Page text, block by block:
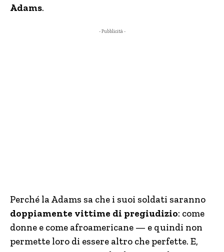
Adams.
- Pubblicità -
Perché la Adams sa che i suoi soldati saranno
doppiamente vittime di pregiudizio: come
donne e come afroamericane — e quindi non
permette loro di essere altro che perfette. E,